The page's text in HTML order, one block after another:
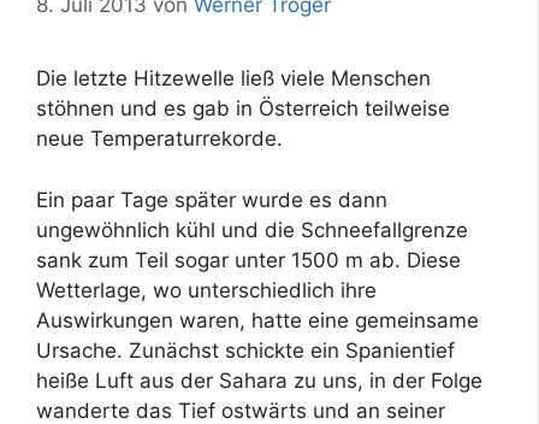
8. Juli 2013 von Werner Troger
Die letzte Hitzewelle ließ viele Menschen
stöhnen und es gab in Österreich teilweise
neue Temperaturrekorde.
Ein paar Tage später wurde es dann
ungewöhnlich kühl und die Schneefallgrenze
sank zum Teil sogar unter 1500 m ab. Diese
Wetterlage, wo unterschiedlich ihre
Auswirkungen waren, hatte eine gemeinsame
Ursache. Zunächst schickte ein Spanientief
heiße Luft aus der Sahara zu uns, in der Folge
wanderte das Tief ostwärts und an seiner